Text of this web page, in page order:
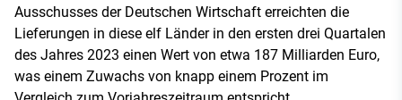
Ausschusses der Deutschen Wirtschaft erreichten die
Lieferungen in diese elf Länder in den ersten drei Quartalen
des Jahres 2023 einen Wert von etwa 187 Milliarden Euro,
was einem Zuwachs von knapp einem Prozent im